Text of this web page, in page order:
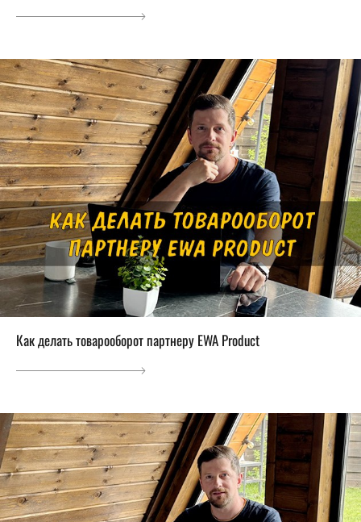
Как делать товарооборот партнеру EWA Product